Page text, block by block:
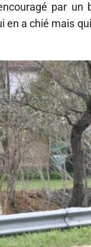
par
en a chié mais